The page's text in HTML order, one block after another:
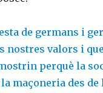
de germans i
nostres valors i
perquè la
maçoneria des de